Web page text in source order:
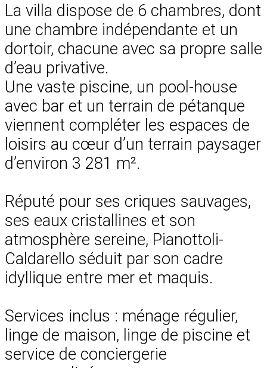
La villa dispose de 6 chambres, dont
une chambre indépendante et un
dortoir, chacune avec sa propre salle
d’eau privative.
Une vaste piscine, un pool-house
avec bar et un terrain de pétanque
viennent compléter les espaces de
loisirs au cœur d’un terrain paysager
d’environ 3 281 m².
Réputé pour ses criques sauvages,
ses eaux cristallines et son
atmosphère sereine, Pianottoli-
Caldarello séduit par son cadre
idyllique entre mer et maquis.
Services inclus : ménage régulier,
linge de maison, linge de piscine et
service de conciergerie